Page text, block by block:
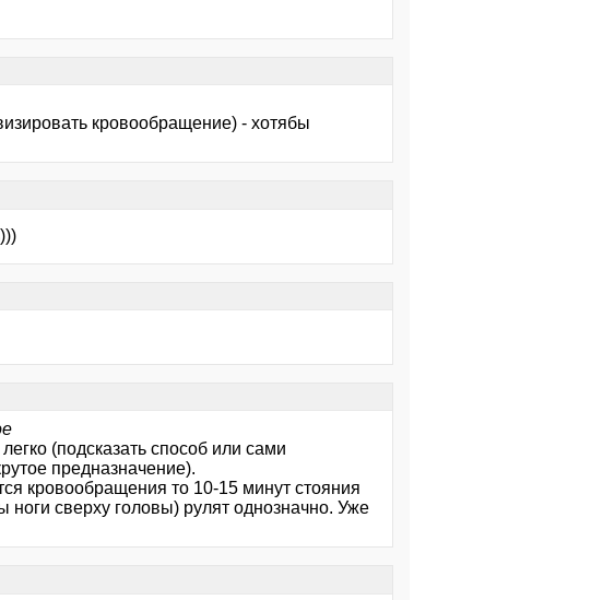
кровообращение) - хотябы
(подсказать способ или сами
предназначение).
кровообращения то 10-15 минут стояния
ноги сверху головы) рулят однозначно. Уже